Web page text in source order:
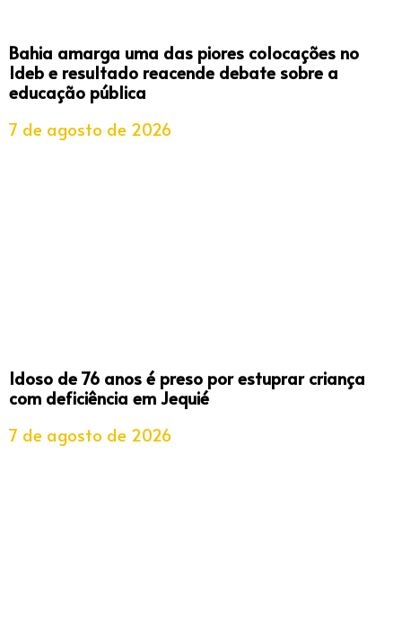
Bahia amarga uma das piores colocações no
Ideb e resultado reacende debate sobre a
educação pública
7 de agosto de 2026
Idoso de 76 anos é preso por estuprar criança
com deficiência em Jequié
7 de agosto de 2026